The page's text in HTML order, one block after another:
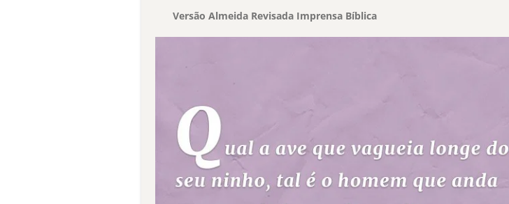
Versão Almeida Revisada Imprensa Bíblica